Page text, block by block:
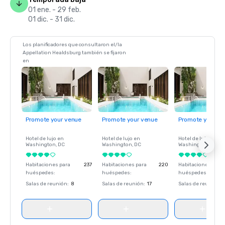
01 ene. - 29 feb.
01 dic. - 31 dic.
Los planificadores que consultaron el/la
Appellation Healdsburg también se fijaron
en
Promote your venue
Hotel de lujo en
Washington, DC
Habitaciones para
huéspedes:
237
Salas de reunión: 8
Promote your venue
Hotel de lujo en
Washington, DC
Habitaciones para
huéspedes:
220
Salas de reunión: 17
Promote your
Hotel de lujo en
Washington
Habitaciones para
huéspedes
Salas de reunión